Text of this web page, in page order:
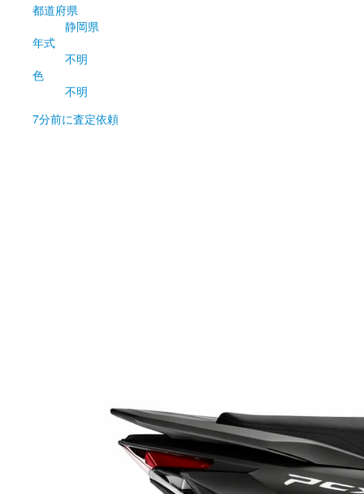
都道府県
静岡県
年式
不明
色
不明
7分前に査定依頼